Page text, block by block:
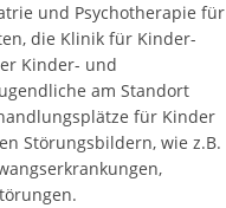
und Psychotherapie für
die Klinik für Kinder-
Kinder- und
am Standort
für Kinder
Störungsbildern, wie z.B.